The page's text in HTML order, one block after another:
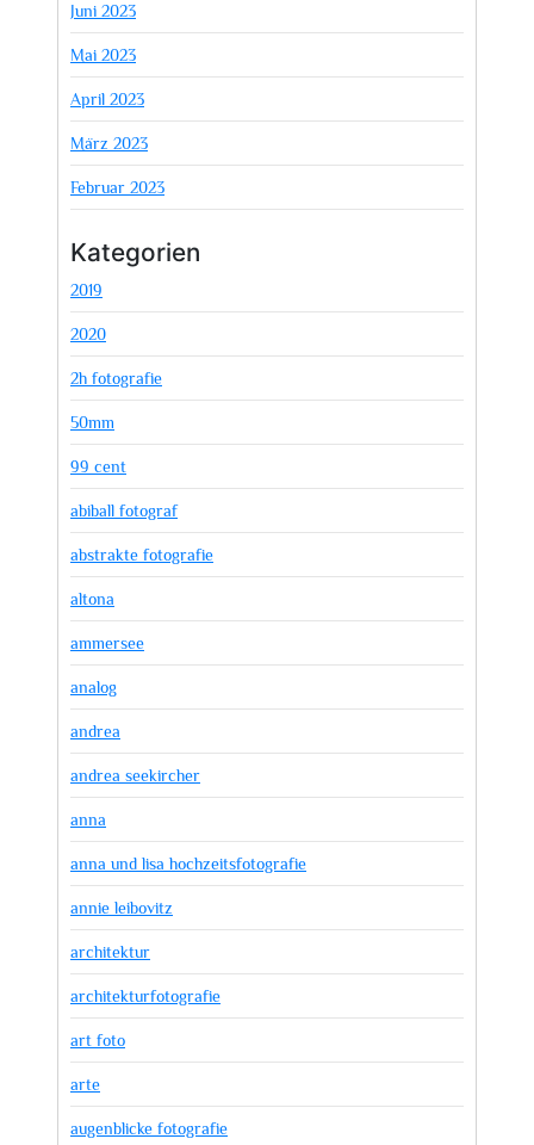
Juni 2023
Mai 2023
April 2023
März 2023
Februar 2023
Kategorien
2019
2020
2h fotografie
50mm
99 cent
abiball fotograf
abstrakte fotografie
altona
ammersee
analog
andrea
andrea seekircher
anna
anna und lisa hochzeitsfotografie
annie leibovitz
architektur
architekturfotografie
art foto
arte
augenblicke fotografie